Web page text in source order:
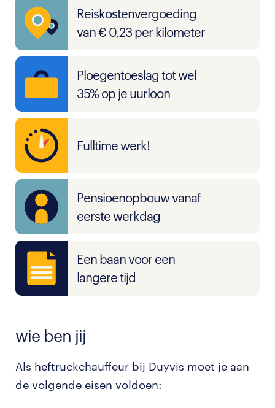
Reiskostenvergoeding
van € 0,23 per kilometer
Ploegentoeslag tot wel
35% op je uurloon
Fulltime werk!
Pensioenopbouw vanaf
eerste werkdag
Een baan voor een
langere tijd
wie ben jij
Als heftruckchauffeur bij Duyvis moet je aan
de volgende eisen voldoen: